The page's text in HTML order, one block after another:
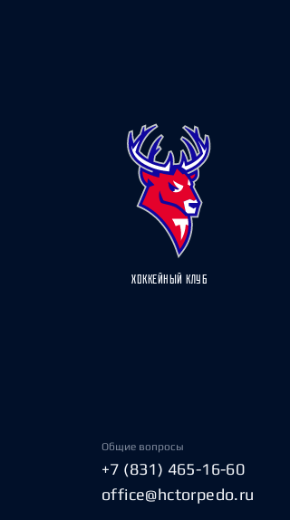
ХОККЕЙНЫЙ КЛУБ
Общие вопросы
+7 (831) 465-16-60
office@hctorpedo.ru